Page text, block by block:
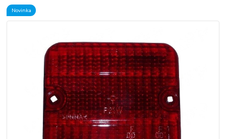
Novinka